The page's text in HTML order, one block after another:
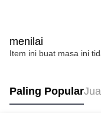
menilai
Item ini buat masa ini
Paling Popular